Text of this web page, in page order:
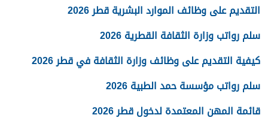
التقديم على وظائف الموارد البشرية قطر 2026
سلم رواتب وزارة الثقافة القطرية 2026
كيفية التقديم على وظائف وزارة الثقافة في قطر 2026
سلم رواتب مؤسسة حمد الطبية 2026
قائمة المهن المعتمدة لدخول قطر 2026